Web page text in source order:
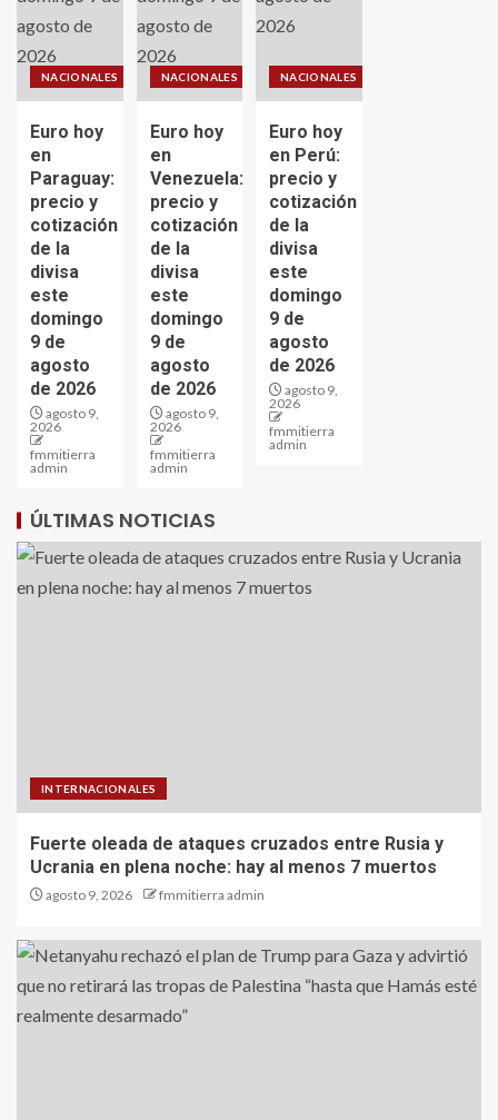
NACIONALES
Euro hoy
en
Paraguay:
precio y
cotización
de la
divisa
este
domingo
9 de
agosto
de 2026
agosto 9,
2026
fmmitierra
admin
NACIONALES
Euro hoy
en
Venezuela:
precio y
cotización
de la
divisa
este
domingo
9 de
agosto
de 2026
agosto 9,
2026
fmmitierra
admin
NACIONALES
Euro hoy
en Perú:
precio y
cotización
de la
divisa
este
domingo
9 de
agosto
de 2026
agosto 9,
2026
fmmitierra
admin
ÚLTIMAS NOTICIAS
INTERNACIONALES
Fuerte oleada de ataques cruzados entre Rusia y
Ucrania en plena noche: hay al menos 7 muertos
agosto 9, 2026 fmmitierra admin